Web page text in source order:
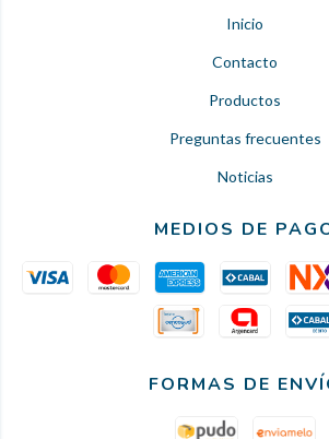
Inicio
Contacto
Productos
Preguntas frecuentes
Noticias
MEDIOS DE
FORMAS DE